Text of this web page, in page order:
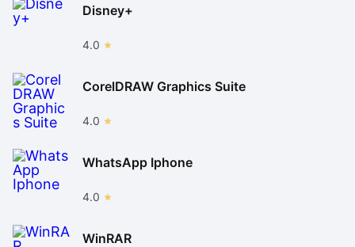
Disney+
4.0
CorelDRAW Graphics Suite
4.0
WhatsApp Iphone
4.0
WinRAR